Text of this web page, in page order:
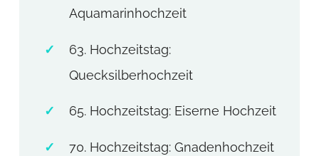
Aquamarinhochzeit
63. Hochzeitstag:
Quecksilberhochzeit
65. Hochzeitstag: Eiserne Hochzeit
70. Hochzeitstag: Gnadenhochzeit